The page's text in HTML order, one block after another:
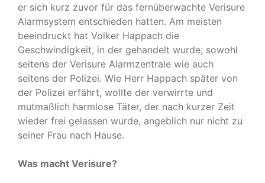
er sich kurz zuvor für das fernüberwachte Verisure
Alarmsystem entschieden hatten. Am meisten
beeindruckt hat Volker Happach die
Geschwindigkeit, in der gehandelt wurde; sowohl
seitens der Verisure Alarmzentrale wie auch
seitens der Polizei. Wie Herr Happach später von
der Polizei erfährt, wollte der verwirrte und
mutmaßlich harmlose Täter, der nach kurzer Zeit
wieder frei gelassen wurde, angeblich nur nicht zu
seiner Frau nach Hause.
Was macht Verisure?